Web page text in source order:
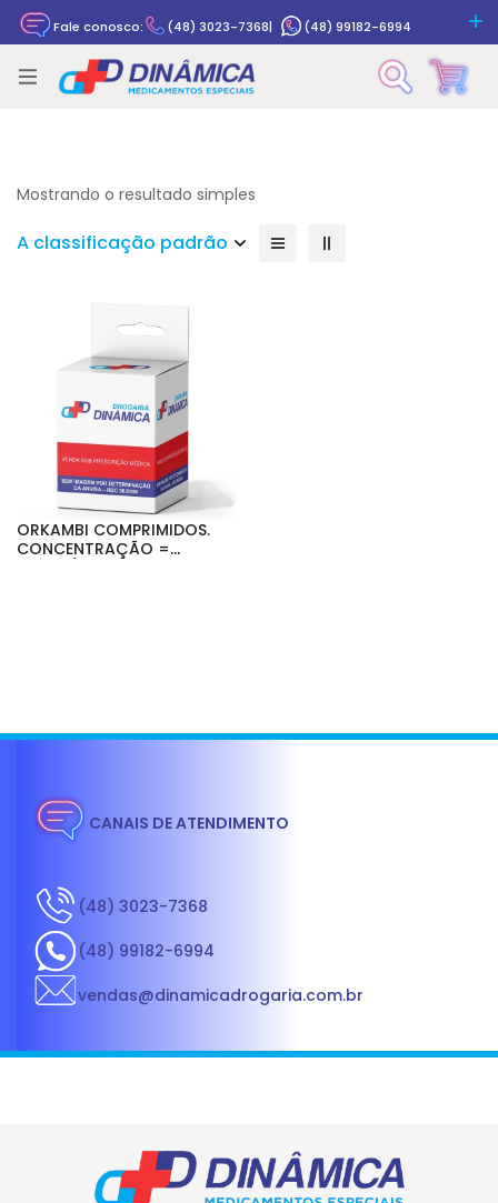
Fale conosco: (48) 3023-7368| (48) 99182-6994
Rastrear pedido
Mostrando o resultado simples
A classificação padrão
ORKAMBI COMPRIMIDOS.
CONCENTRAÇÃO =
CANAIS DE ATENDIMENTO
(48) 3023-7368
(48) 99182-6994
vendas@dinamicadrogaria.com.br